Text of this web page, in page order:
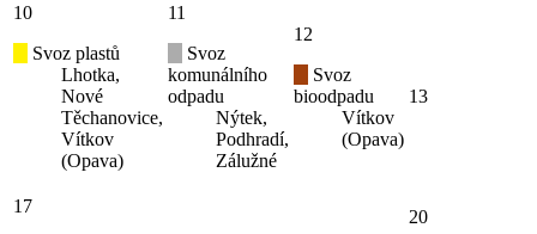
10
Svoz plastů
Lhotka,
Nové
Těchanovice,
Vítkov
(Opava)
11
Svoz
komunálního
odpadu
Nýtek,
Podhradí,
Zálužné
12
Svoz
bioodpadu
Vítkov
(Opava)
13
17
20